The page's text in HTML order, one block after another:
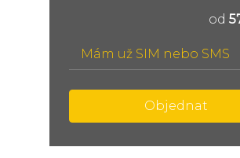
od
Mám už SIM nebo SMS
Objednat